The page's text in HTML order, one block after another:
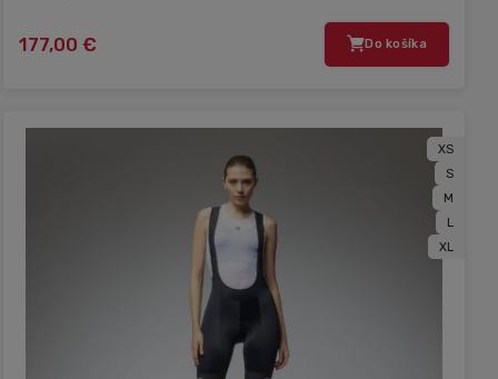
177,00 € Do košíka
XS
S
M
L
XL